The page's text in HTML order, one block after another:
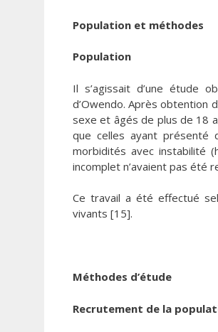
Population et méthodes
Population
Il s’agissait d’une étude
d’Owendo. Après obtention
sexe et âgés de plus de 18
que celles ayant présenté
morbidités avec instabilité
incomplet n’avaient pas été
Ce travail a été effectué
vivants [15].
Méthodes d’étude
Recrutement de la